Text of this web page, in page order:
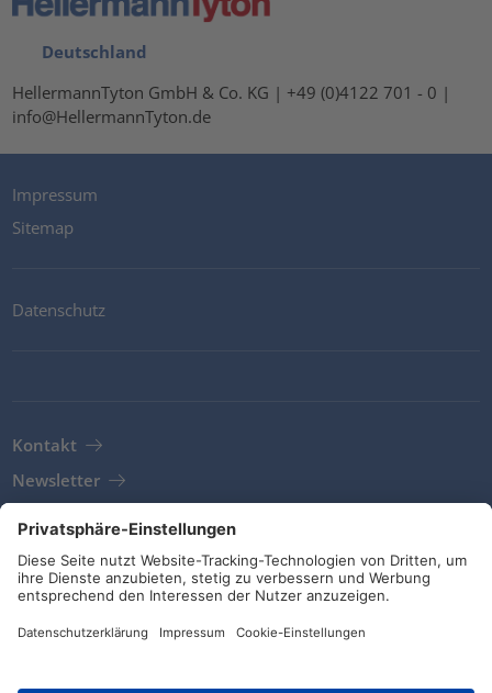
Deutschland
HellermannTyton GmbH & Co. KG | +49 (0)4122 701 - 0 |
info@HellermannTyton.de
Impressum
Sitemap
Datenschutz
Kontakt
Newsletter
AGB
Richtlinien und Bekentnisse
Soziale Medien